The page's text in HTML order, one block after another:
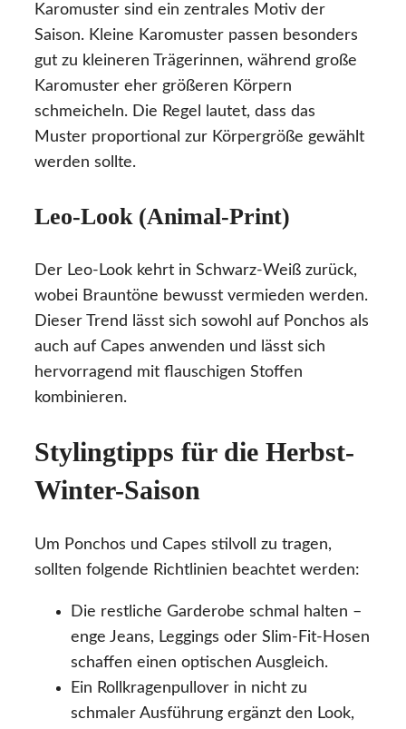
Karomuster sind ein zentrales Motiv der
Saison. Kleine Karomuster passen besonders
gut zu kleineren Trägerinnen, während große
Karomuster eher größeren Körpern
schmeicheln. Die Regel lautet, dass das
Muster proportional zur Körpergröße gewählt
werden sollte.
Leo-Look (Animal-Print)
Der Leo-Look kehrt in Schwarz-Weiß zurück,
wobei Brauntöne bewusst vermieden werden.
Dieser Trend lässt sich sowohl auf Ponchos als
auch auf Capes anwenden und lässt sich
hervorragend mit flauschigen Stoffen
kombinieren.
Stylingtipps für die Herbst-
Winter-Saison
Um Ponchos und Capes stilvoll zu tragen,
sollten folgende Richtlinien beachtet werden:
Die restliche Garderobe schmal halten –
enge Jeans, Leggings oder Slim-Fit-Hosen
schaffen einen optischen Ausgleich.
Ein Rollkragenpullover in nicht zu
schmaler Ausführung ergänzt den Look,